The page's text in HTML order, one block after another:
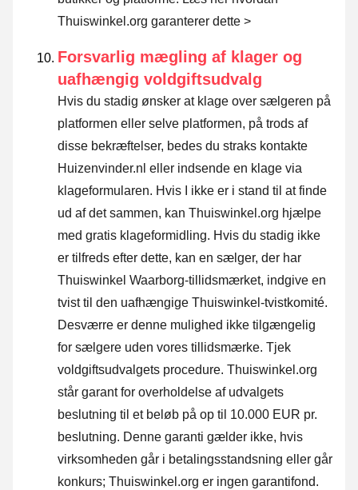
Thuiswinkel.org garanterer dette >
Forsvarlig mægling af klager og
uafhængig voldgiftsudvalg
Hvis du stadig ønsker at klage over sælgeren på
platformen eller selve platformen, på trods af
disse bekræftelser, bedes du straks kontakte
Huizenvinder.nl eller indsende en klage via
klageformularen. Hvis I ikke er i stand til at finde
ud af det sammen, kan Thuiswinkel.org hjælpe
med gratis klageformidling. Hvis du stadig ikke
er tilfreds efter dette, kan en sælger, der har
Thuiswinkel Waarborg-tillidsmærket, indgive en
tvist til den uafhængige Thuiswinkel-tvistkomité.
Desværre er denne mulighed ikke tilgængelig
for sælgere uden vores tillidsmærke. Tjek
voldgiftsudvalgets procedure. Thuiswinkel.org
står garant for overholdelse af udvalgets
beslutning til et beløb på op til 10.000 EUR pr.
beslutning. Denne garanti gælder ikke, hvis
virksomheden går i betalingsstandsning eller går
konkurs; Thuiswinkel.org er ingen garantifond.